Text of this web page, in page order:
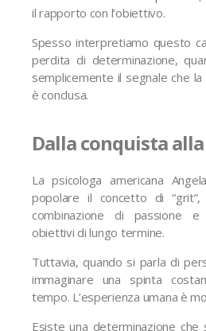
il rapporto con l’obiettivo.
Spesso interpretiamo questo
perdita di determinazione,
semplicemente il segnale che
è conclusa.
Dalla conquista
La psicologa americana
popolare il concetto di
combinazione di passione e
obiettivi di lungo termine.
Tuttavia, quando si parla di
immaginare una spinta
tempo. L’esperienza umana è
Esiste una determinazione